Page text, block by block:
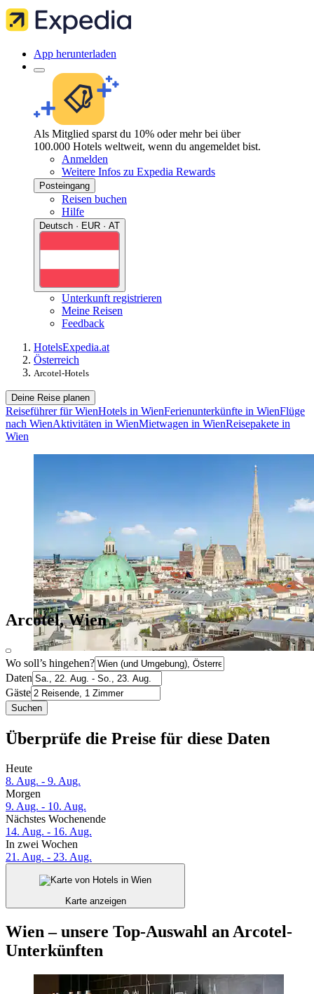
App herunterladen
Als Mitglied sparst du 10% oder mehr bei über
100.000 Hotels weltweit, wenn du angemeldet bist.
Anmelden
Weitere Infos zu Expedia Rewards
Posteingang
Reisen buchen
Hilfe
Deutsch · EUR · AT
Unterkunft registrieren
Meine Reisen
Feedback
HotelsExpedia.at
Österreich
Arcotel-Hotels
Deine Reise planen
Reiseführer für WienHotels in WienFerienunterkünfte in WienFlüge
nach WienAktivitäten in WienMietwagen in WienReisepakete in
Wien
Arcotel, Wien
Wo soll’s hingehen?
Daten
Gäste
Suchen
Überprüfe die Preise für diese Daten
Heute
8. Aug. - 9. Aug.
Morgen
9. Aug. - 10. Aug.
Nächstes Wochenende
14. Aug. - 16. Aug.
In zwei Wochen
21. Aug. - 23. Aug.
Karte anzeigen
Wien – unsere Top-Auswahl an Arcotel-
Unterkünften